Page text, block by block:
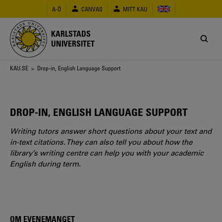
huvudinnehåll
A-Ö CANVAS MITT KAU
KARLSTADS
UNIVERSITET
Länkstig
KAU.SE > Drop-in, English Language Support
DROP-IN, ENGLISH LANGUAGE SUPPORT
Writing tutors answer short questions about your text and
in-text citations. They can also tell you about how the
library’s writing centre can help you with your academic
English during term.
OM EVENEMANGET